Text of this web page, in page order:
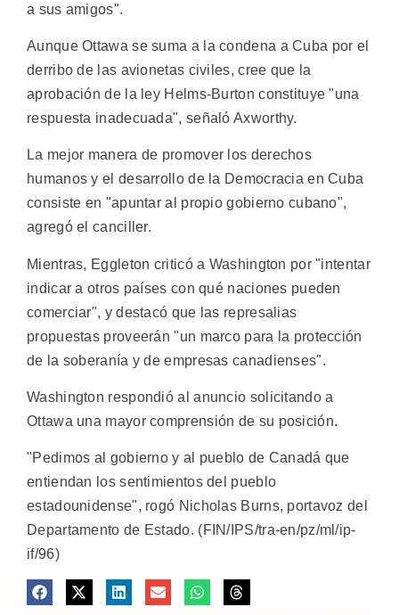
a sus amigos".
Aunque Ottawa se suma a la condena a Cuba por el
derribo de las avionetas civiles, cree que la
aprobación de la ley Helms-Burton constituye "una
respuesta inadecuada", señaló Axworthy.
La mejor manera de promover los derechos
humanos y el desarrollo de la Democracia en Cuba
consiste en "apuntar al propio gobierno cubano",
agregó el canciller.
Mientras, Eggleton criticó a Washington por "intentar
indicar a otros países con qué naciones pueden
comerciar", y destacó que las represalias
propuestas proveerán "un marco para la protección
de la soberanía y de empresas canadienses".
Washington respondió al anuncio solicitando a
Ottawa una mayor comprensión de su posición.
"Pedimos al gobierno y al pueblo de Canadá que
entiendan los sentimientos del pueblo
estadounidense", rogó Nicholas Burns, portavoz del
Departamento de Estado. (FIN/IPS/tra-en/pz/ml/ip-
if/96)